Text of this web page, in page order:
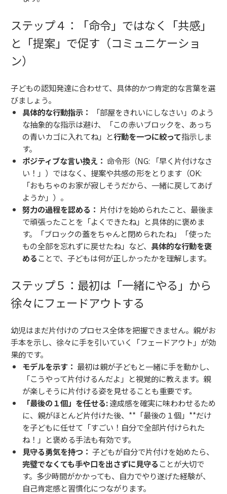
ステップ４：「命令」ではなく「共感」
と「提案」で促す（コミュニケーショ
ン）
子どもの認知発達に合わせて、具体的かつ肯定的な言葉を選
びましょう。
具体的な行動指示：
「部屋をきれいにしなさい」のよう
な抽象的な指示は避け、「この赤いブロックを、あっち
の青いカゴに入れてね」と行動を一つに絞って指示しま
す。
ポジティブな言い換え： 命令形（NG: 「早く片付けなさ
い！」）ではなく、提案や共感の形をとります（OK:
「おもちゃのお家が寂しそうだから、一緒に戻してあげ
ようか」）。
努力の過程を認める： 片付けを始められたこと、最後ま
で頑張ったことを「よくできたね」と具体的に褒めま
す。「ブロックの蓋をちゃんと閉められたね」「使った
もの全部を忘れずに戻せたね」など、 具体的な行動を褒
める ことで、子どもは何が正しかったかを理解します。
ステップ５：最初は「一緒にやる」から
徐々にフェードアウトする
幼児はまだ片付けのプロセス全体を把握できません。親がお
手本を示し、徐々に手を引いていく「フェードアウト」が効
果的です。
モデルを示す： 最初は親が子どもと一緒に手を動かし、
「こうやって片付けるんだよ」と視覚的に教えます。親
が楽しそうに片付ける姿を見せることも重要です。
「最後の１個」を任せる:達成感を確実に味わわせるため
に、親がほとんど片付けた後、**「最後の１個」**だけ
を子どもに任せて「すごい！自分で全部片付けられた
ね！」と褒める手法も有効です。
見守る勇気を持つ： 子どもが自分で片付けを始めたら、
完璧でなくても手や口を出さずに見守る ことが大切で
す。多少時間がかかっても、自力でやり遂げた経験が、
自己肯定感と習慣化につながります。